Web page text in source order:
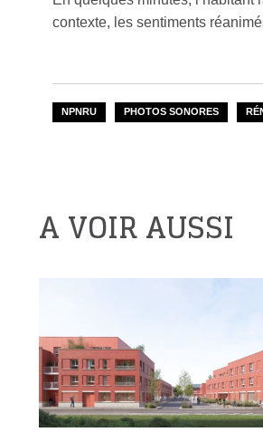
contexte, les sentiments
NPNRU PHOTOS SONORES
A VOIR AUSSI